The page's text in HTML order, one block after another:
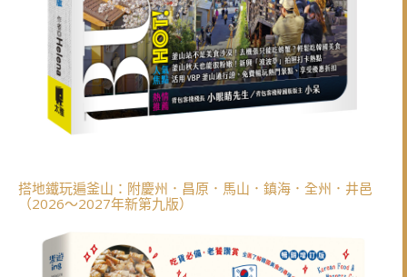
搭地鐵玩遍釜山：附慶州．昌原．馬山．鎮海．全州．井邑
（2026～2027年新第九版）